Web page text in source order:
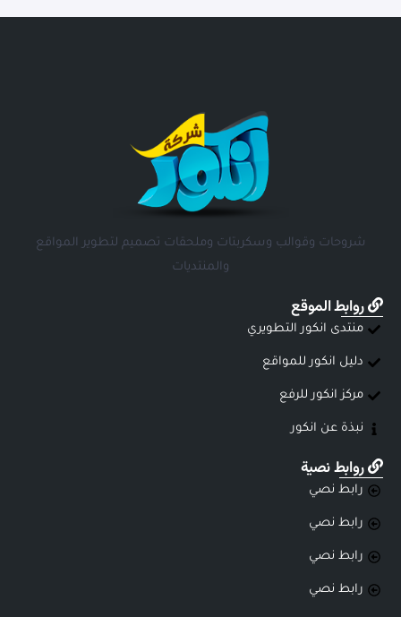
شروحات وقوالب وسكربتات وملحقات تصميم لتطوير المواقع
والمنتديات
روابط الموقع
منتدى انكور التطويري
دليل انكور للمواقع
مركز انكور للرفع
نبذة عن انكور
روابط نصية
رابط نصي
رابط نصي
رابط نصي
رابط نصي